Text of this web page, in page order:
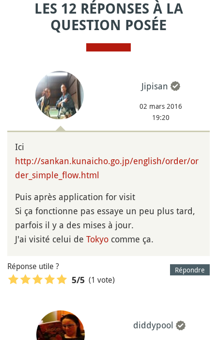
LES 12 RÉPONSES À LA
QUESTION POSÉE
Jipisan
02 mars 2016
19:20
Ici
http://sankan.kunaicho.go.jp/english/order/or
der_simple_flow.html
Puis après application for visit
Si ça fonctionne pas essaye un peu plus tard,
parfois il y a des mises à jour.
J'ai visité celui de Tokyo comme ça.
Répondre
Réponse utile ?
5/5 (1 vote)
diddypool